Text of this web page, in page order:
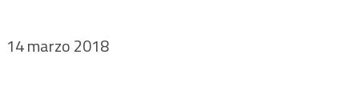
14 marzo 2018